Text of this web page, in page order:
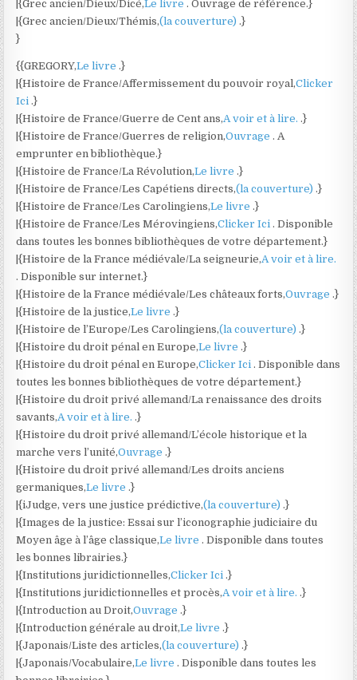
|{Grec ancien/Dieux/Dicé,Le livre. Ouvrage de référence.}
|{Grec ancien/Dieux/Thémis,(la couverture).}
}
{{GREGORY,Le livre.}
|{Histoire de France/Affermissement du pouvoir royal,Clicker
Ici.}
|{Histoire de France/Guerre de Cent ans,A voir et à lire..}
|{Histoire de France/Guerres de religion,Ouvrage. A
emprunter en bibliothèque.}
|{Histoire de France/La Révolution,Le livre.}
|{Histoire de France/Les Capétiens directs,(la couverture).}
|{Histoire de France/Les Carolingiens,Le livre.}
|{Histoire de France/Les Mérovingiens,Clicker Ici. Disponible
dans toutes les bonnes bibliothèques de votre département.}
|{Histoire de la France médiévale/La seigneurie,A voir et à lire.
. Disponible sur internet.}
|{Histoire de la France médiévale/Les châteaux forts,Ouvrage.}
|{Histoire de la justice,Le livre.}
|{Histoire de l’Europe/Les Carolingiens,(la couverture).}
|{Histoire du droit pénal en Europe,Le livre.}
|{Histoire du droit pénal en Europe,Clicker Ici. Disponible dans
toutes les bonnes bibliothèques de votre département.}
|{Histoire du droit privé allemand/La renaissance des droits
savants,A voir et à lire..}
|{Histoire du droit privé allemand/L’école historique et la
marche vers l’unité,Ouvrage.}
|{Histoire du droit privé allemand/Les droits anciens
germaniques,Le livre.}
|{iJudge, vers une justice prédictive,(la couverture).}
|{Images de la justice: Essai sur l’iconographie judiciaire du
Moyen âge à l’âge classique,Le livre. Disponible dans toutes
les bonnes librairies.}
|{Institutions juridictionnelles,Clicker Ici.}
|{Institutions juridictionnelles et procès,A voir et à lire..}
|{Introduction au Droit,Ouvrage.}
|{Introduction générale au droit,Le livre.}
|{Japonais/Liste des articles,(la couverture).}
|{Japonais/Vocabulaire,Le livre. Disponible dans toutes les